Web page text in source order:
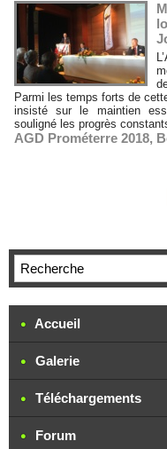
Parmi les temps forts de
insisté sur le maintien
souligné les progrès
AGD Prométerre 2018,
Accueil
Galerie
Téléchargements
Forum